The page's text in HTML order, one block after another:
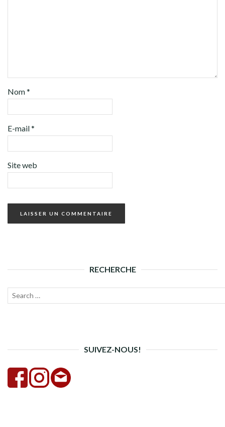
Nom*
E-mail*
Site web
RECHERCHE
Recherche
SUIVEZ-NOUS!